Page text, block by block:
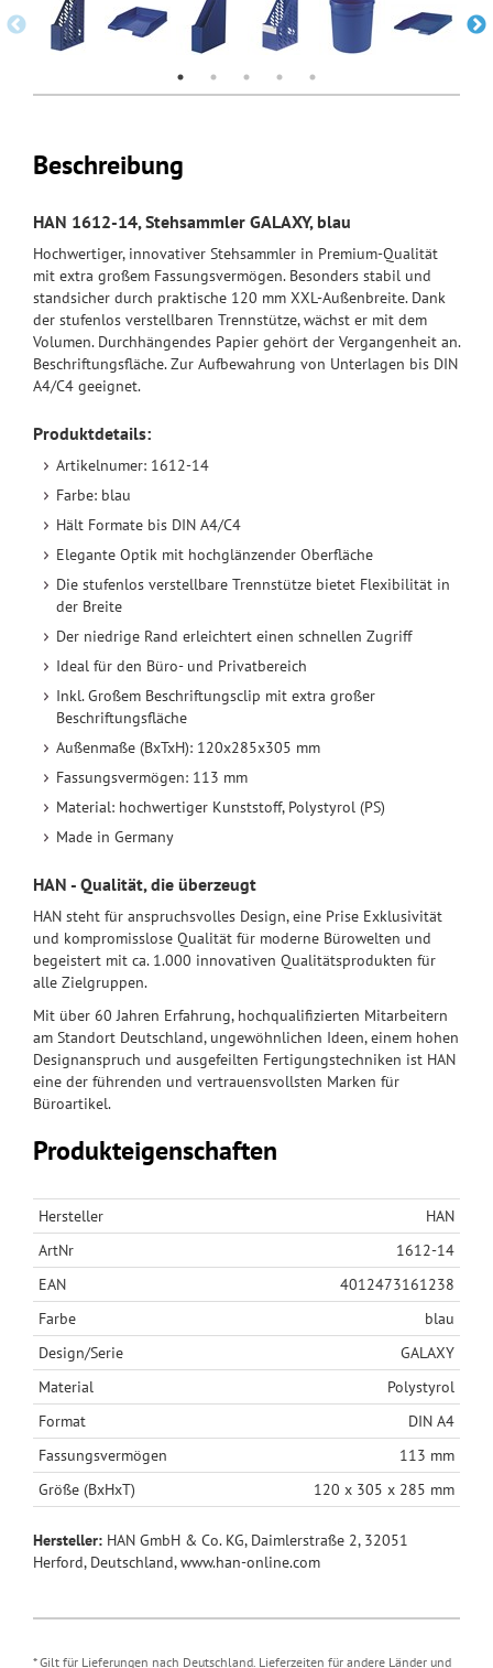
Beschreibung
HAN 1612-14, Stehsammler GALAXY, blau
Hochwertiger, innovativer Stehsammler in Premium-Qualität
mit extra großem Fassungsvermögen. Besonders stabil und
standsicher durch praktische 120 mm XXL-Außenbreite. Dank
der stufenlos verstellbaren Trennstütze, wächst er mit dem
Volumen. Durchhängendes Papier gehört der Vergangenheit an.
Beschriftungsfläche. Zur Aufbewahrung von Unterlagen bis DIN
A4/C4 geeignet.
Produktdetails:
Artikelnumer: 1612-14
Farbe: blau
Hält Formate bis DIN A4/C4
Elegante Optik mit hochglänzender Oberfläche
Die stufenlos verstellbare Trennstütze bietet Flexibilität in
der Breite
Der niedrige Rand erleichtert einen schnellen Zugriff
Ideal für den Büro- und Privatbereich
Inkl. Großem Beschriftungsclip mit extra großer
Beschriftungsfläche
Außenmaße (BxTxH): 120x285x305 mm
Fassungsvermögen: 113 mm
Material: hochwertiger Kunststoff, Polystyrol (PS)
Made in Germany
HAN - Qualität, die überzeugt
HAN steht für anspruchsvolles Design, eine Prise Exklusivität
und kompromisslose Qualität für moderne Bürowelten und
begeistert mit ca. 1.000 innovativen Qualitätsprodukten für
alle Zielgruppen.
Mit über 60 Jahren Erfahrung, hochqualifizierten Mitarbeitern
am Standort Deutschland, ungewöhnlichen Ideen, einem hohen
Designanspruch und ausgefeilten Fertigungstechniken ist HAN
eine der führenden und vertrauensvollsten Marken für
Büroartikel.
Produkteigenschaften
Hersteller
HAN
ArtNr
1612-14
EAN
4012473161238
Farbe
blau
Design/Serie
GALAXY
Material
Polystyrol
Format
DIN A4
Fassungsvermögen
113 mm
Größe (BxHxT)
120 x 305 x 285 mm
Hersteller: HAN GmbH & Co. KG, Daimlerstraße 2, 32051
Herford, Deutschland, www.han-online.com
* Gilt für Lieferungen nach Deutschland. Lieferzeiten für andere Länder und